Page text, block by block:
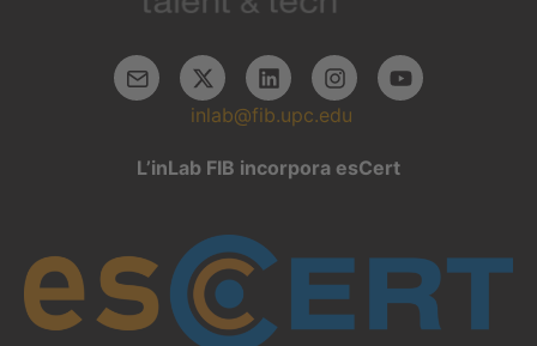
inlab@fib.upc.edu
L’inLab FIB incorpora esCert